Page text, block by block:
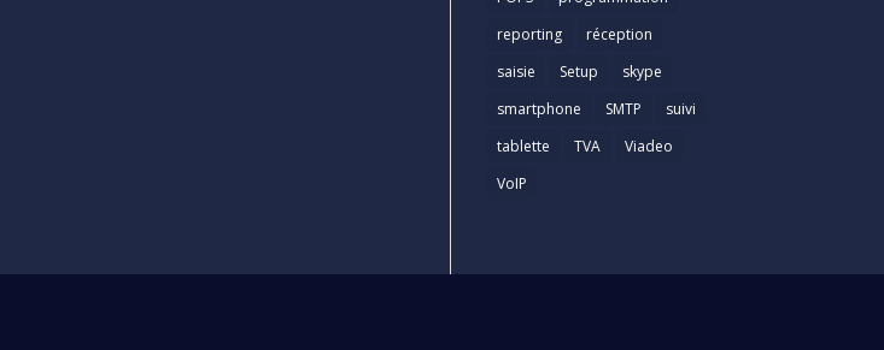
reporting
réception
saisie
Setup
skype
smartphone
SMTP
suivi
tablette
TVA
Viadeo
VoIP